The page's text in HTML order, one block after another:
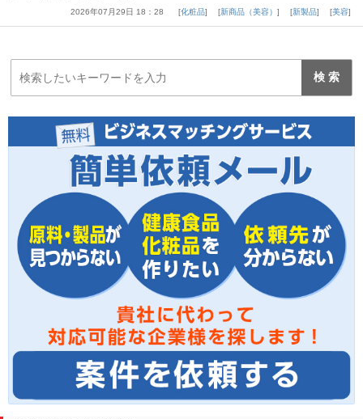
2026年07月29日 18：28 化粧品 新商品（美容） 新製品 美容